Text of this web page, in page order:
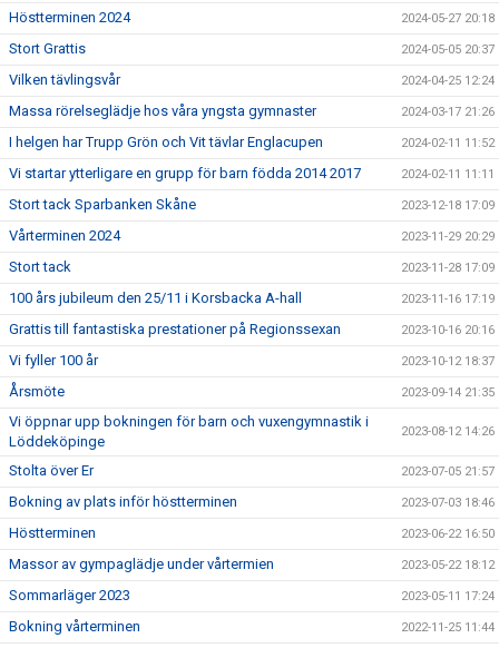
Höstterminen 2024 2024-05-27 20:18
Stort Grattis 2024-05-05 20:37
Vilken tävlingsvår 2024-04-25 12:24
Massa rörelseglädje hos våra yngsta gymnaster 2024-03-17 21:26
I helgen har Trupp Grön och Vit tävlar Englacupen 2024-02-11 11:52
Vi startar ytterligare en grupp för barn födda 2014 2017 2024-02-11 11:11
Stort tack Sparbanken Skåne 2023-12-18 17:09
Vårterminen 2024 2023-11-29 20:29
Stort tack 2023-11-28 17:09
100 års jubileum den 25/11 i Korsbacka A-hall 2023-11-16 17:19
Grattis till fantastiska prestationer på Regionssexan 2023-10-16 20:16
Vi fyller 100 år 2023-10-12 18:37
Årsmöte 2023-09-14 21:35
Vi öppnar upp bokningen för barn och vuxengymnastik i
Löddeköpinge
2023-08-12 14:26
Stolta över Er 2023-07-05 21:57
Bokning av plats inför höstterminen 2023-07-03 18:46
Höstterminen 2023-06-22 16:50
Massor av gympaglädje under vårtermien 2023-05-22 18:12
Sommarläger 2023 2023-05-11 17:24
Bokning vårterminen 2022-11-25 11:44